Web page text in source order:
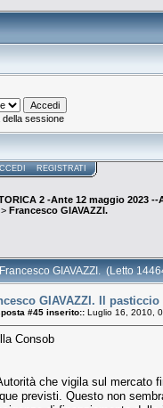
sessione
REGISTRATI
2 -Ante 12 maggio 2023 --
> Francesco GIAVAZZI.
GIAVAZZI. (Letto
GIAVAZZI. Il
#45 inserito:: Luglio 16, 2010,
Consob
che vigila sul mercato
previsti. Questo non